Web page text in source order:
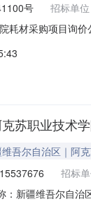
号 招标单位
耗材采购项目询
北京时间）前提
苏职业技术
维吾尔自治区｜阿
招标单
：新疆维吾尔自治